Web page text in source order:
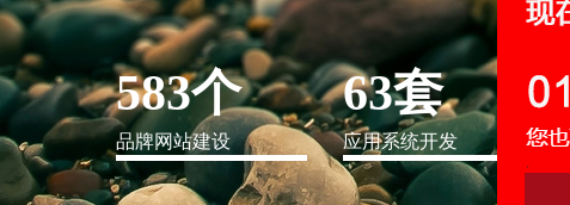
IT行业解决方案
583个
品牌网站建设
63套
应用系统开发